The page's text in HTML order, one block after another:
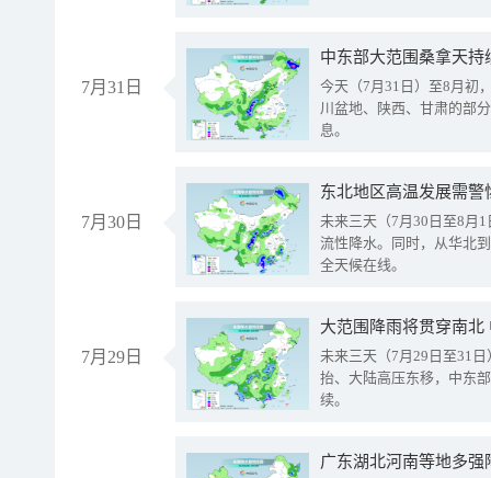
7月31日
中东部大范围桑拿天
今天（7月31日）至8月初
川盆地、陕西、甘肃的部
息。
7月30日
东北地区高温发展需
未来三天（7月30日至8月
流性降水。同时，从华北
全天候在线。
7月29日
大范围降雨将贯穿南
未来三天（7月29日至31
抬、大陆高压东移，中东
续。
广东湖北河南等地多